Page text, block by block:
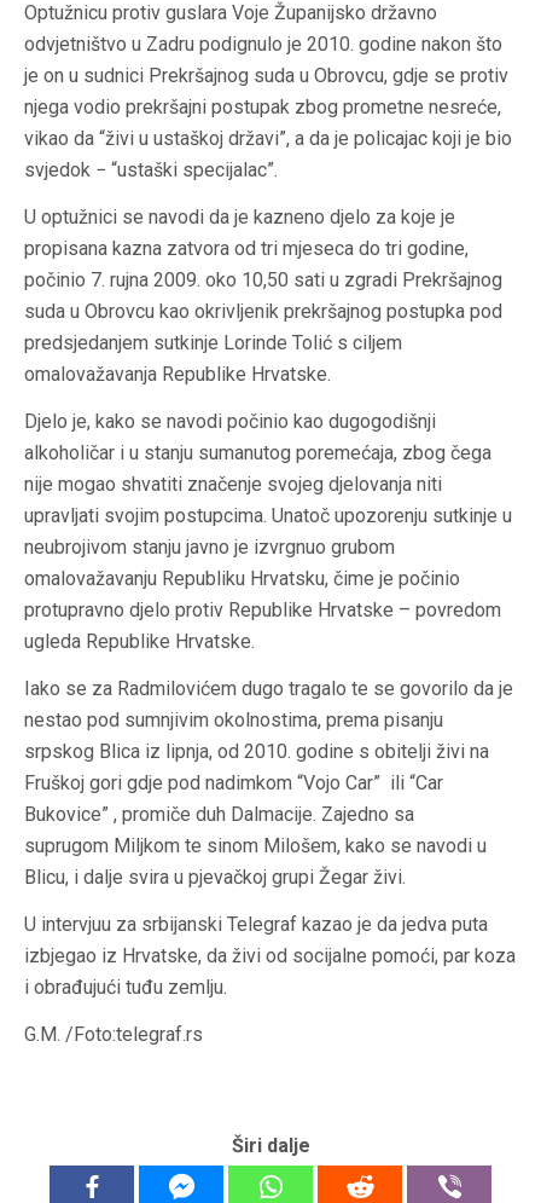
Optužnicu protiv guslara Voje Županijsko državno
odvjetništvo u Zadru podignulo je 2010. godine nakon što
je on u sudnici Prekršajnog suda u Obrovcu, gdje se protiv
njega vodio prekršajni postupak zbog prometne nesreće,
vikao da “živi u ustaškoj državi”, a da je policajac koji je bio
svjedok − “ustaški specijalac”.
U optužnici se navodi da je kazneno djelo za koje je
propisana kazna zatvora od tri mjeseca do tri godine,
počinio 7. rujna 2009. oko 10,50 sati u zgradi Prekršajnog
suda u Obrovcu kao okrivljenik prekršajnog postupka pod
predsjedanjem sutkinje Lorinde Tolić s ciljem
omalovažavanja Republike Hrvatske.
Djelo je, kako se navodi počinio kao dugogodišnji
alkoholičar i u stanju sumanutog poremećaja, zbog čega
nije mogao shvatiti značenje svojeg djelovanja niti
upravljati svojim postupcima. Unatoč upozorenju sutkinje u
neubrojivom stanju javno je izvrgnuo grubom
omalovažavanju Republiku Hrvatsku, čime je počinio
protupravno djelo protiv Republike Hrvatske – povredom
ugleda Republike Hrvatske.
Iako se za Radmilovićem dugo tragalo te se govorilo da je
nestao pod sumnjivim okolnostima, prema pisanju
srpskog Blica iz lipnja, od 2010. godine s obitelji živi na
Fruškoj gori gdje pod nadimkom “Vojo Car” ili “Car
Bukovice” , promiče duh Dalmacije. Zajedno sa
suprugom Miljkom te sinom Milošem, kako se navodi u
Blicu, i dalje svira u pjevačkoj grupi Žegar živi.
U intervjuu za srbijanski Telegraf kazao je da jedva puta
izbjegao iz Hrvatske, da živi od socijalne pomoći, par koza
i obrađujući tuđu zemlju.
G.M. /Foto:telegraf.rs
Širi dalje